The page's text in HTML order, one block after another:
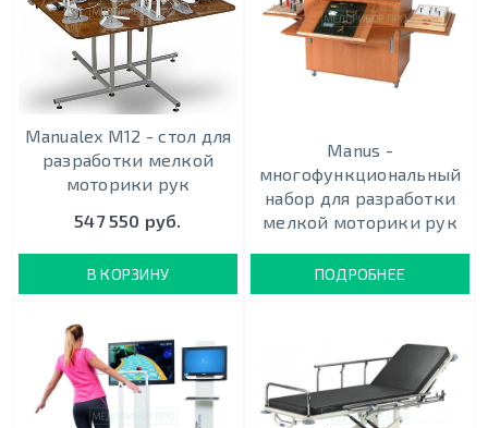
Manualex M12 - стол для
разработки мелкой
моторики рук
547 550 руб.
В КОРЗИНУ
Manus -
многофункциональный
набор для разработки
мелкой моторики рук
ПОДРОБНЕЕ